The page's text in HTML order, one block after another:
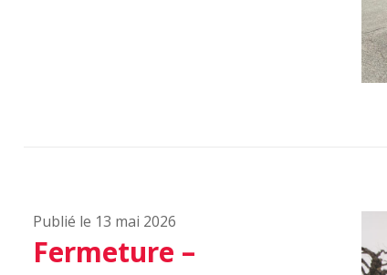
Publié le 13 mai 2026
Fermeture –